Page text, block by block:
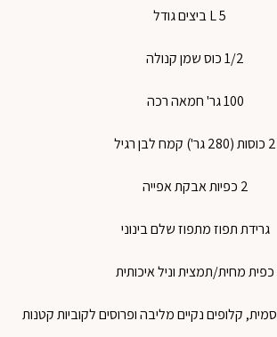
L5 ביציםגודל
1/2כוסשמןקנולה
100גר'חמאהרכה
2 כוסות(280 גר') קמחלבןרגיל
2 כפיותאבקתאפייה
גרידתתפוזמתפוזשלםבינוני
כפיתמחית/תמציתונילאיכותית
סמית, קלופיםנקייםמליבהופרוסיםלקוביותקטנות